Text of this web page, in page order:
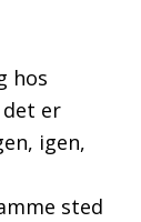
hos
det er
igen,
sted